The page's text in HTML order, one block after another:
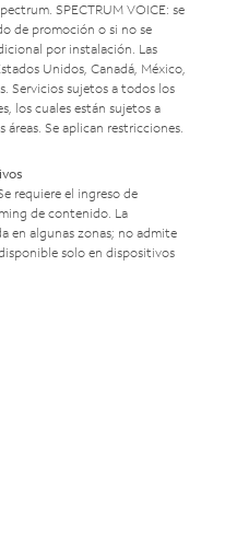
SPECTRUM VOICE: se
de promoción o si no se
por instalación. Las
Unidos, Canadá, México,
Servicios sujetos a todos los
los cuales están sujetos a
Se aplican restricciones.
requiere el ingreso de
de contenido. La
en algunas zonas; no admite
solo en dispositivos